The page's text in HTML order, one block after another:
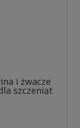
i żwacze
szczeniąt